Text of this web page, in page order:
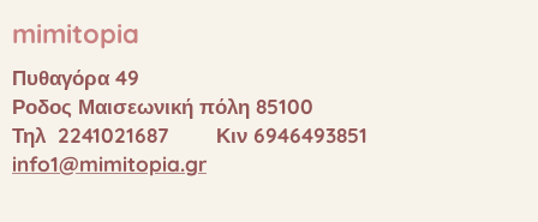
mimitopia
Πυθαγόρα 49
Ροδος Μαισεωνική πόλη 85100
Τηλ 2241021687 Κιν 6946493851
info1@mimitopia.gr